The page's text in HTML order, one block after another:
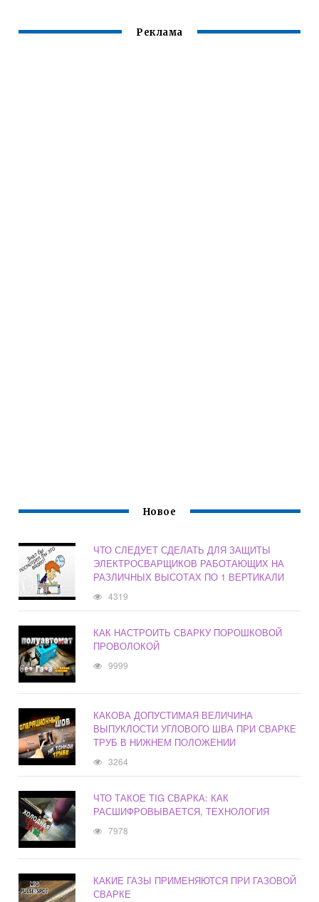
Реклама
Новое
ЧТО СЛЕДУЕТ СДЕЛАТЬ ДЛЯ ЗАЩИТЫ
ЭЛЕКТРОСВАРЩИКОВ РАБОТАЮЩИХ НА
РАЗЛИЧНЫХ ВЫСОТАХ ПО 1 ВЕРТИКАЛИ
4319
КАК НАСТРОИТЬ СВАРКУ ПОРОШКОВОЙ
ПРОВОЛОКОЙ
9999
КАКОВА ДОПУСТИМАЯ ВЕЛИЧИНА
ВЫПУКЛОСТИ УГЛОВОГО ШВА ПРИ СВАРКЕ
ТРУБ В НИЖНЕМ ПОЛОЖЕНИИ
3264
ЧТО ТАКОЕ TIG СВАРКА: КАК
РАСШИФРОВЫВАЕТСЯ, ТЕХНОЛОГИЯ
7978
КАКИЕ ГАЗЫ ПРИМЕНЯЮТСЯ ПРИ ГАЗОВОЙ
СВАРКЕ